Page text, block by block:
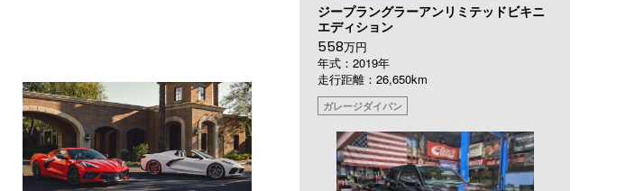
ジープラングラーアンリミテッドビキニ
エディション
558万円
年式：2019年
走行距離：26,650km
ガレージダイバン